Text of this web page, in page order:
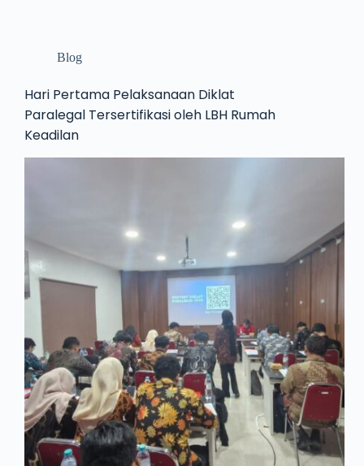
Blog
Hari Pertama Pelaksanaan Diklat
Paralegal Tersertifikasi oleh LBH Rumah
Keadilan